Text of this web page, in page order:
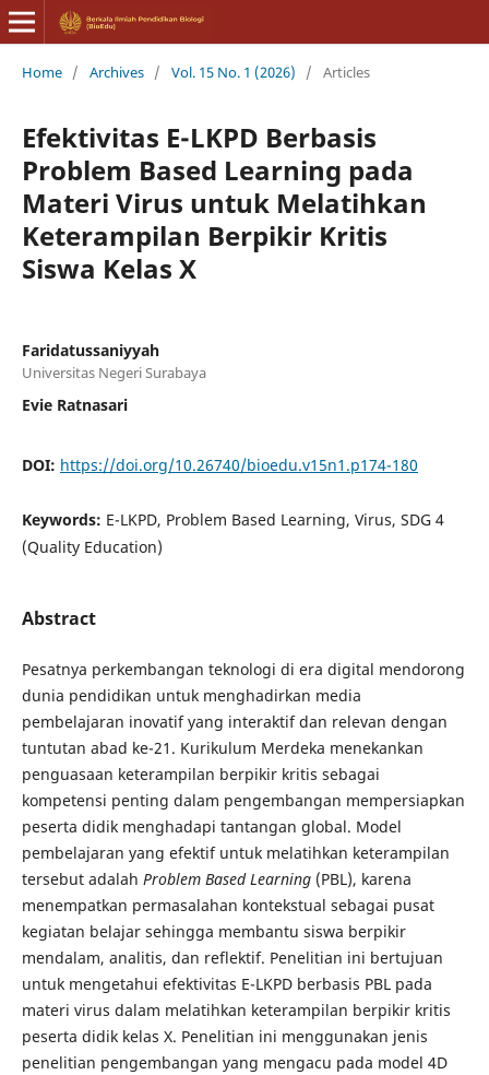
Home / Archives / Vol. 15 No. 1 (2026) / Articles
Efektivitas E-LKPD Berbasis
Problem Based Learning pada
Materi Virus untuk Melatihkan
Keterampilan Berpikir Kritis
Siswa Kelas X
Faridatussaniyyah
Universitas Negeri Surabaya
Evie Ratnasari
DOI: https://doi.org/10.26740/bioedu.v15n1.p174-180
Keywords: E-LKPD, Problem Based Learning, Virus, SDG 4
(Quality Education)
Abstract
Pesatnya perkembangan teknologi di era digital mendorong
dunia pendidikan untuk menghadirkan media
pembelajaran inovatif yang interaktif dan relevan dengan
tuntutan abad ke-21. Kurikulum Merdeka menekankan
penguasaan keterampilan berpikir kritis sebagai
kompetensi penting dalam pengembangan mempersiapkan
peserta didik menghadapi tantangan global. Model
pembelajaran yang efektif untuk melatihkan keterampilan
tersebut adalah Problem Based Learning(PBL), karena
menempatkan permasalahan kontekstual sebagai pusat
kegiatan belajar sehingga membantu siswa berpikir
mendalam, analitis, dan reflektif. Penelitian ini bertujuan
untuk mengetahui efektivitas E-LKPD berbasis PBL pada
materi virus dalam melatihkan keterampilan berpikir kritis
peserta didik kelas X. Penelitian ini menggunakan jenis
penelitian pengembangan yang mengacu pada model 4D